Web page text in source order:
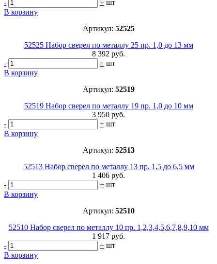
-
+ шт
В корзину
Артикул: 52525
52525 Набор сверел по металлу 25 пр. 1,0 до 13 мм
8 392 руб.
-
+ шт
В корзину
Артикул: 52519
52519 Набор сверел по металлу 19 пр. 1,0 до 10 мм
3 950 руб.
-
+ шт
В корзину
Артикул: 52513
52513 Набор сверел по металлу 13 пр. 1,5 до 6,5 мм
1 406 руб.
-
+ шт
В корзину
Артикул: 52510
52510 Набор сверел по металлу 10 пр. 1,2,3,4,5,6,7,8,9,10 мм
1 917 руб.
-
+ шт
В корзину